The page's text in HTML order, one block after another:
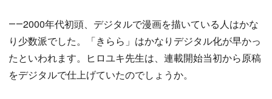
――2000年代初頭、デジタルで漫画を描いている人はかな
り少数派でした。「きらら」はかなりデジタル化が早かっ
たといわれます。ヒロユキ先生は、連載開始当初から原稿
をデジタルで仕上げていたのでしょうか。